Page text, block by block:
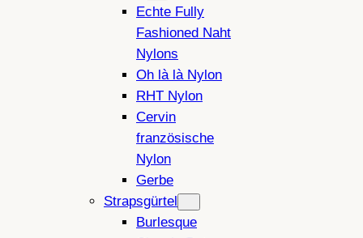
Echte Fully
Fashioned Naht
Nylons
Oh là là Nylon
RHT Nylon
Cervin
französische
Nylon
Gerbe
Strapsgürtel
Burlesque